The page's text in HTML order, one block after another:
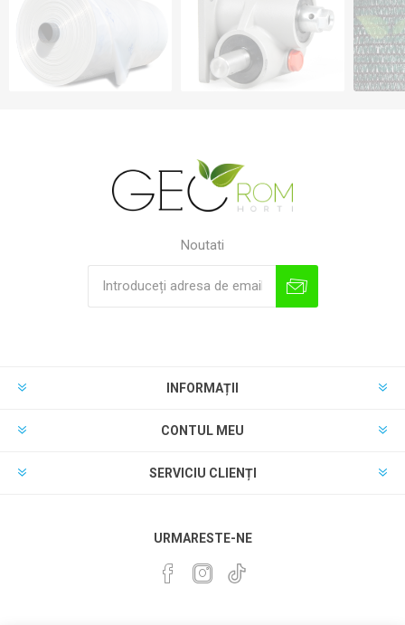
Noutati
INFORMAȚII
CONTUL MEU
SERVICIU CLIENȚI
URMARESTE-NE